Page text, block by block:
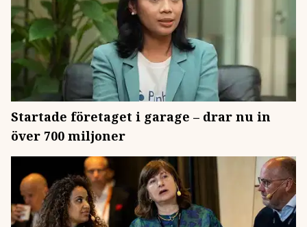
Startade företaget i garage – drar nu in
över 700 miljoner